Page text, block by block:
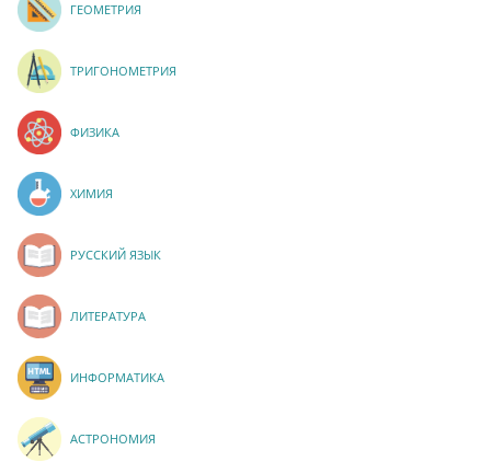
ГЕОМЕТРИЯ
ТРИГОНОМЕТРИЯ
ФИЗИКА
ХИМИЯ
РУССКИЙ ЯЗЫК
ЛИТЕРАТУРА
ИНФОРМАТИКА
АСТРОНОМИЯ